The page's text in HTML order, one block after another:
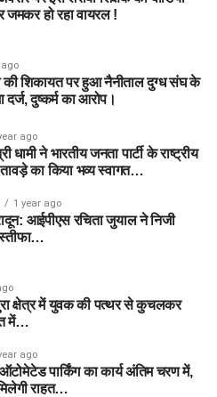
जमकर हो रहा वायरल !
की शिकायत पर हुआ नैनीताल दुग्ध संघ के
दर्ज, दुष्कर्म का आरोप।
ago
धामी ने भारतीय जनता पार्टी के राष्ट्रीय
तावड़े का किया भव्य स्वागत…
1 year ago
आईपीएस रचिता जुयाल ने निजी
क्षेत्र में युवक की पत्थर से कुचलकर
में…
ago
ऑटोमेटेड पार्किंग का कार्य अंतिम चरण में,
राहत…